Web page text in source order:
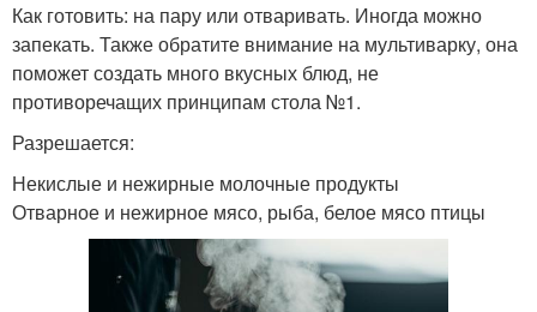
Как готовить: на пару или отваривать. Иногда можно
запекать. Также обратите внимание на мультиварку, она
поможет создать много вкусных блюд, не
противоречащих принципам стола №1.
Разрешается:
Некислые и нежирные молочные продукты
Отварное и нежирное мясо, рыба, белое мясо птицы